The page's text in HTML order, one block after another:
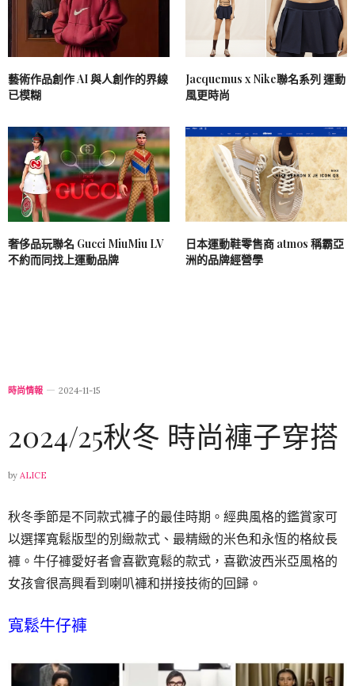
藝術作品創作 AI 與人創作的界線
已模糊
Jacquemus x Nike聯名系列 運動
風更時尚
奢侈品玩聯名 Gucci MiuMiu LV
不約而同找上運動品牌
日本運動鞋零售商 atmos 稱霸亞
洲的品牌經營學
時尚情報 2024-11-15
2024/25秋冬 時尚褲子穿搭
by ALICE
秋冬季節是不同款式褲子的最佳時期。經典風格的鑑賞家可
以選擇寬鬆版型的別緻款式、最精緻的米色和永恆的格紋長
褲。牛仔褲愛好者會喜歡寬鬆的款式，喜歡波西米亞風格的
女孩會很高興看到喇叭褲和拼接技術的回歸。
寬鬆牛仔褲